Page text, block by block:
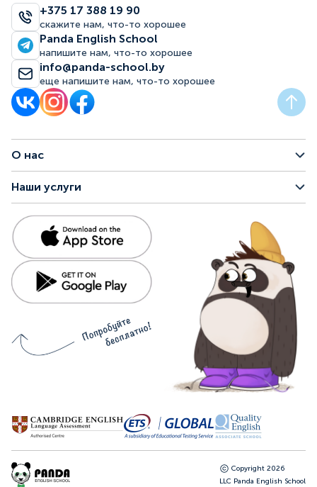
+375 17 388 19 90
скажите нам, что-то хорошее
Panda English School
напишите нам, что-то хорошее
info@panda-school.by
еще напишите нам, что-то хорошее
О нас
Наши услуги
Copyright 2026
LLC Panda English School